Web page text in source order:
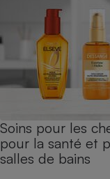
Soins pour les
pour la santé et
salles de bains